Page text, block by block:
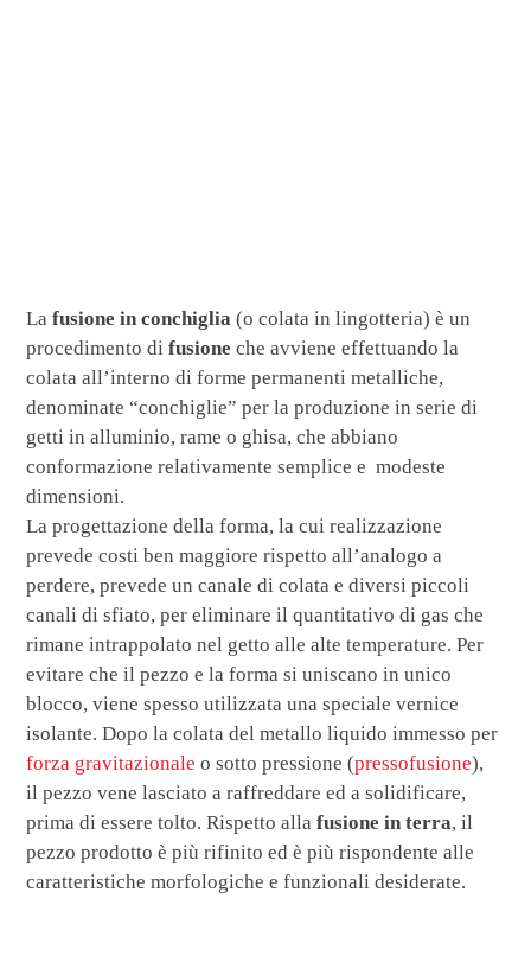
Lafusione in conchiglia (o colata in lingotteria) è un
procedimento difusione che avviene effettuando la
colata all’interno di forme permanenti metalliche,
denominate “conchiglie” per la produzione in serie di
getti in alluminio, rame o ghisa, che abbiano
conformazione relativamente semplice e modeste
dimensioni.
La progettazione della forma, la cui realizzazione
prevede costi ben maggiore rispetto all’analogo a
perdere, prevede un canale di colata e diversi piccoli
canali di sfiato, per eliminare il quantitativo di gas che
rimane intrappolato nel getto alle alte temperature. Per
evitare che il pezzo e la forma si uniscano in unico
blocco, viene spesso utilizzata una speciale vernice
isolante. Dopo la colata del metallo liquido immesso per
forza gravitazionale o sotto pressione (pressofusione),
il pezzo vene lasciato a raffreddare ed a solidificare,
prima di essere tolto. Rispetto allafusione in terra, il
pezzo prodotto è più rifinito ed è più rispondente alle
caratteristiche morfologiche e funzionali desiderate.